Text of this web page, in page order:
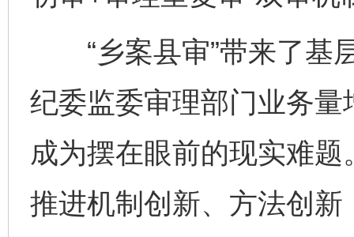
“乡案县审”带来了基
纪委监委审理部门业务
成为摆在眼前的现实难
推进机制创新、方法创